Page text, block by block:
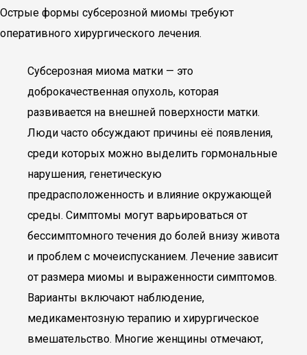
Острые формы субсерозной миомы требуют
оперативного хирургического лечения.
Субсерозная миома матки — это
доброкачественная опухоль, которая
развивается на внешней поверхности матки.
Люди часто обсуждают причины её появления,
среди которых можно выделить гормональные
нарушения, генетическую
предрасположенность и влияние окружающей
среды. Симптомы могут варьироваться от
бессимптомного течения до болей внизу живота
и проблем с мочеиспусканием. Лечение зависит
от размера миомы и выраженности симптомов.
Варианты включают наблюдение,
медикаментозную терапию и хирургическое
вмешательство. Многие женщины отмечают,